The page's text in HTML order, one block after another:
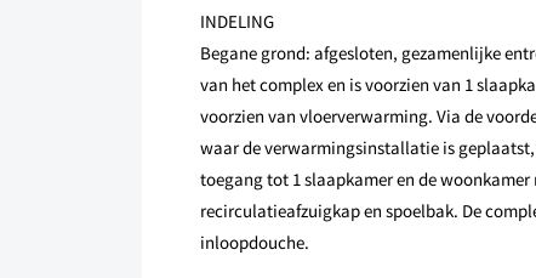
INDELING
Begane grond: afgesloten, gezamenlijke
van het complex en is voorzien van 1
voorzien van vloerverwarming. Via de
waar de verwarmingsinstallatie is
toegang tot 1 slaapkamer en de
recirculatieafzuigkap en spoelbak. De
inloopdouche.